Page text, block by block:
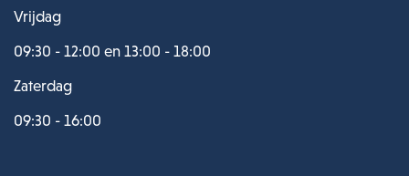
Vrijdag
09:30 - 12:00 en 13:00 - 18:00
Zaterdag
09:30 - 16:00